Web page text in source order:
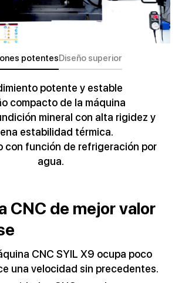
potentesDiseño superior
potente y estable
compacto de la máquina
mineral con alta rigidez y
estabilidad térmica.
con función de refrigeración por
agua.
CNC de mejor valor
CNC SYIL X9 ocupa poco
una velocidad sin precedentes.